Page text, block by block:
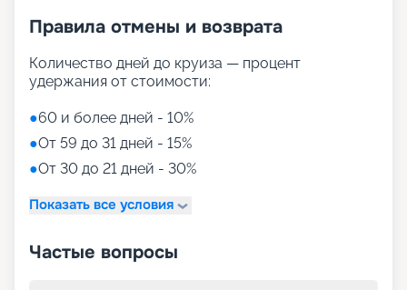
Правила отмены и возврата
Количество дней до круиза — процент
удержания от стоимости:
●60 и более дней - 10%
●От 59 до 31 дней - 15%
●От 30 до 21 дней - 30%
Показать все условия
Частые вопросы